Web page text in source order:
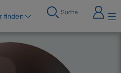
finden Suche